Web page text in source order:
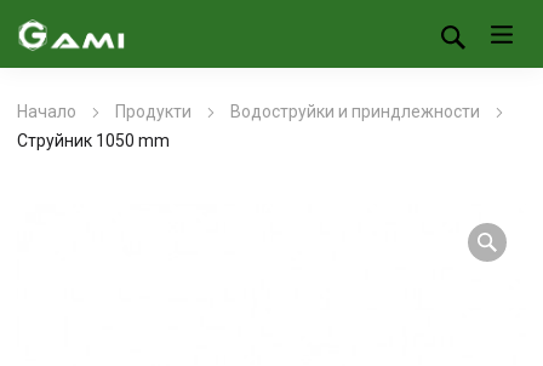
Начало Продукти
Водоструйки и приндлежности
Струйник 1050 mm